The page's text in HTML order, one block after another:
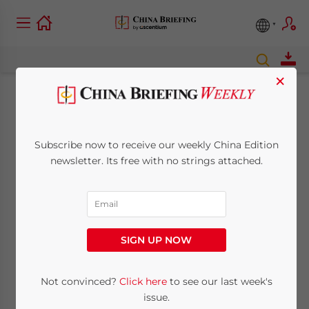
corridoi per il libero
accordi sui benefici
fiscali.
April 10, 2015Posted by Italian Desk
×
Subscribe now to receive our weekly China Edition
newsletter. Its free with no strings attached.
SIGN UP NOW
Not convinced? Click hereto see our last week's
issue.